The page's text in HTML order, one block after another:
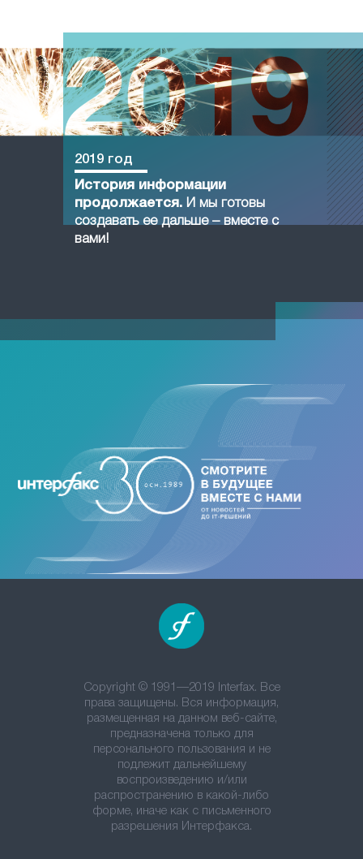
2019 год
История информации
продолжается. И мы готовы
создавать ее дальше – вместе с
вами!
Copyright © 1991—2019 Interfax. Все
права защищены. Вся информация,
размещенная на данном веб-сайте,
предназначена только для
персонального пользования и не
подлежит дальнейшему
воспроизведению и/или
распространению в какой-либо
форме, иначе как с письменного
разрешения Интерфакса.